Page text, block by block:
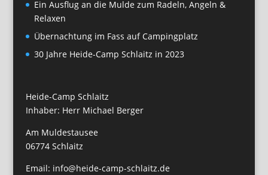
Ein Ausflug an die Mulde zum Radeln, Angeln &
Relaxen
Übernachtung im Fass auf Campingplatz
30 Jahre Heide-Camp Schlaitz in 2023
Heide-Camp Schlaitz
Inhaber: Herr Michael Berger
Am Muldestausee
06774 Schlaitz
Email: info@heide-camp-schlaitz.de